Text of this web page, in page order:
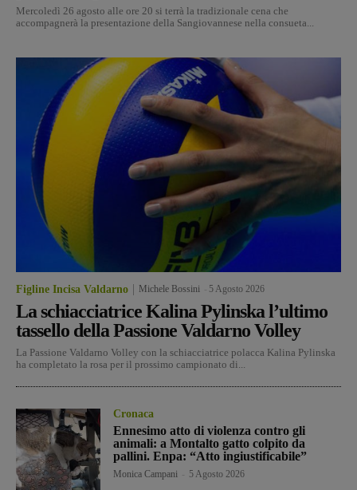
Mercoledì 26 agosto alle ore 20 si terrà la tradizionale cena che
accompagnerà la presentazione della Sangiovannese nella consueta...
Figline Incisa Valdarno Michele Bossini 5 Agosto 2026
La schiacciatrice Kalina Pylinska l’ultimo
tassello della Passione Valdarno Volley
La Passione Valdarno Volley con la schiacciatrice polacca Kalina Pylinska
ha completato la rosa per il prossimo campionato di...
Cronaca
Ennesimo atto di violenza contro gli
animali: a Montalto gatto colpito da
pallini. Enpa: “Atto ingiustificabile”
Monica Campani 5 Agosto 2026